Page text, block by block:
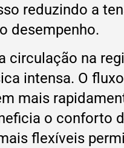
reduzindo a
desempenho.
circulação na
intensa. O
mais
o conforto
flexíveis